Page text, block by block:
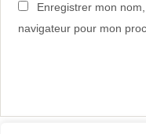
Enregistrer mon
navigateur pour mon